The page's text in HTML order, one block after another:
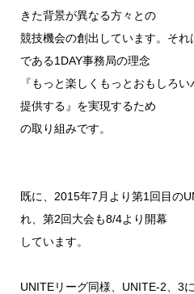
きた背景が異なる方々との
競技機会の創出しています。そ
である1DAY事務局の理念
『もっと楽しくもっとおもしろ
提供する』を実現するため
の取り組みです。
既に、2015年7月より第1回目の
れ、第2回大会も8/4より開幕
しています。
UNITEリーグ同様、UNITE-2、3